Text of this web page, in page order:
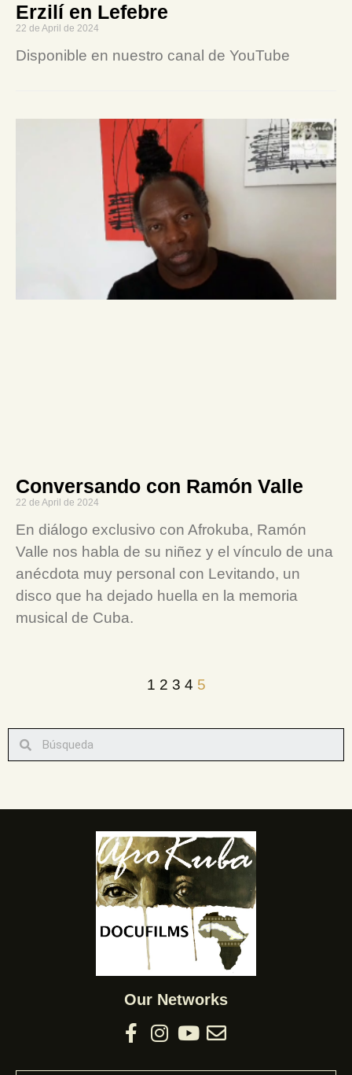
Erzilí en Lefebre
22 de April de 2024
Disponible en nuestro canal de YouTube
Conversando con Ramón Valle
22 de April de 2024
En diálogo exclusivo con Afrokuba, Ramón
Valle nos habla de su niñez y el vínculo de una
anécdota muy personal con Levitando, un
disco que ha dejado huella en la memoria
musical de Cuba.
1 2 3 4 5
Our Networks